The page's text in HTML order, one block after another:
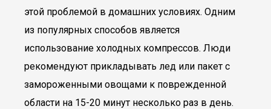
этой проблемой в домашних условиях. Одним
из популярных способов является
использование холодных компрессов. Люди
рекомендуют прикладывать лед или пакет с
замороженными овощами к поврежденной
области на 15-20 минут несколько раз в день.